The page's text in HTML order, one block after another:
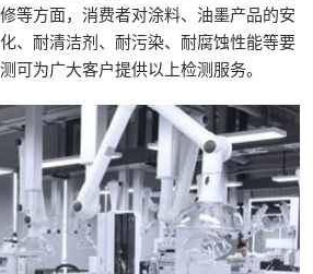
等方面，消费者对涂料、油墨产品的安
、耐清洁剂、耐污染、耐腐蚀性能等要
可为广大客户提供以上检测服务。